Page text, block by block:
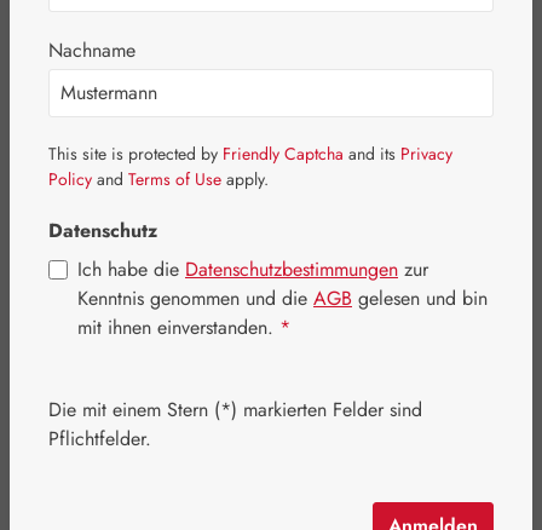
Regulärer Preis:
38,60 €
Inhalt:0.025 Kilogramm
Nachname
This site is protected by Friendly Captcha and its Privacy
Policy and Terms of Use apply.
Datenschutz
Ich habe die Datenschutzbestimmungen zur
Kenntnis genommen und die AGB gelesen und bin
mit ihnen einverstanden. *
Die mit einem Stern (*) markierten Felder sind
Pflichtfelder.